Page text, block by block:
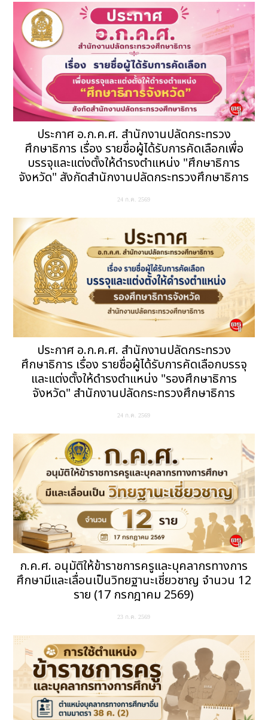
ประกาศ อ.ก.ค.ศ. สำนักงานปลัดกระทรวง
ศึกษาธิการ เรื่อง รายชื่อผู้ได้รับการคัดเลือกเพื่อ
บรรจุและแต่งตั้งให้ดำรงตำแหน่ง "ศึกษาธิการ
จังหวัด" สังกัดสำนักงานปลัดกระทรวงศึกษาธิการ
24 ก.ค. 2569
ประกาศ อ.ก.ค.ศ. สำนักงานปลัดกระทรวง
ศึกษาธิการ เรื่อง รายชื่อผู้ได้รับการคัดเลือกบรรจุ
และแต่งตั้งให้ดำรงตำแหน่ง "รองศึกษาธิการ
จังหวัด" สำนักงานปลัดกระทรวงศึกษาธิการ
24 ก.ค. 2569
ก.ค.ศ. อนุมัติให้ข้าราชการครูและบุคลากรทางการ
ศึกษามีและเลื่อนเป็นวิทยฐานะเชี่ยวชาญ จำนวน 12
ราย (17 กรกฎาคม 2569)
23 ก.ค. 2569